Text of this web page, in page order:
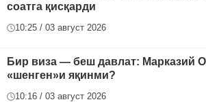
соатга қисқарди
10:25 / 03 август 2026
Бир виза — беш давлат: Марказий
«шенген»и яқинми?
10:16 / 03 август 2026